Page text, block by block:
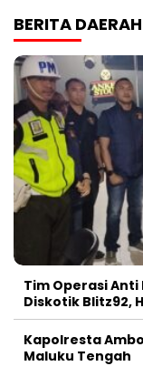
BERITA DAERAH
Tim Operasi
Diskotik Blitz92,
Kapolresta
Maluku Tengah